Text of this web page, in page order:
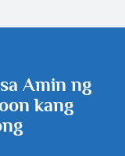
Amin ng
kang